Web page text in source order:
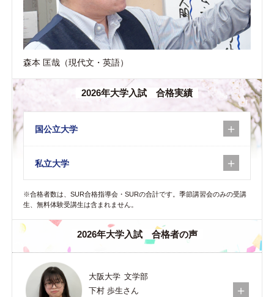
森本 匡哉（現代文・英語）
2026年大学入試 合格実績
国公立大学
私立大学
※合格者数は、SUR合格指導会・SURの合計です。季節講習会のみの受講
生、無料体験受講生は含まれません。
2026年大学入試 合格者の声
大阪大学 文学部
下村 歩生さん